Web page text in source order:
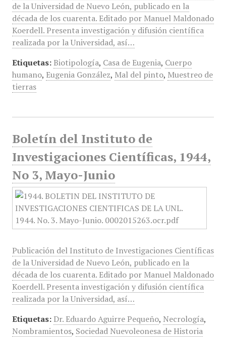
de la Universidad de Nuevo León, publicado en la
década de los cuarenta. Editado por Manuel Maldonado
Koerdell. Presenta investigación y difusión científica
realizada por la Universidad, así…
Etiquetas: Biotipología, Casa de Eugenia, Cuerpo
humano, Eugenia González, Mal del pinto, Muestreo de
tierras
Boletín del Instituto de
Investigaciones Científicas, 1944,
No 3, Mayo-Junio
Publicación del Instituto de Investigaciones Científicas
de la Universidad de Nuevo León, publicado en la
década de los cuarenta. Editado por Manuel Maldonado
Koerdell. Presenta investigación y difusión científica
realizada por la Universidad, así…
Etiquetas: Dr. Eduardo Aguirre Pequeño, Necrología,
Nombramientos, Sociedad Nuevoleonesa de Historia